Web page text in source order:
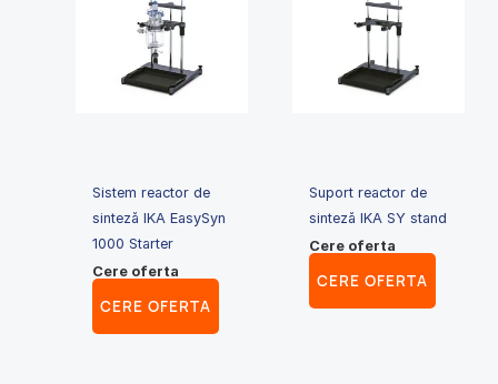
Sistem reactor de
sinteză IKA EasySyn
1000 Starter
Cere oferta
CERE OFERTA
Suport reactor de
sinteză IKA SY stand
Cere oferta
CERE OFERTA